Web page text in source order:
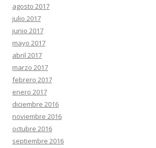
agosto 2017
julio 2017
junio 2017
mayo 2017
abril 2017
marzo 2017
febrero 2017
enero 2017
diciembre 2016
noviembre 2016
octubre 2016
septiembre 2016